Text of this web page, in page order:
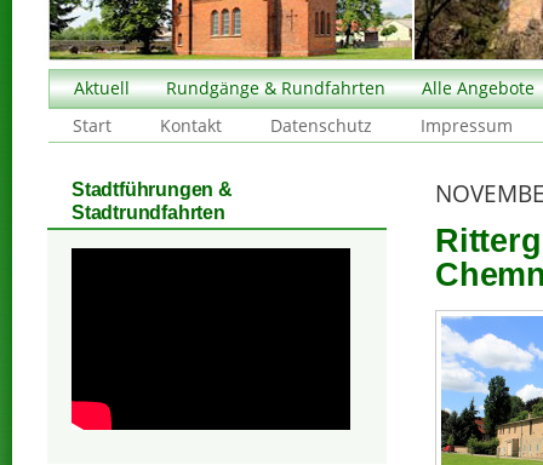
Aktuell Rundgänge & Rundfahrten
Alle Angebote
Start
Kontakt Datenschutz Impressum
Stadtführungen &
Stadtrundfahrten